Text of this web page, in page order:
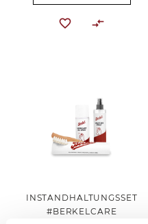
INSTANDHALTUNGSSET
#BERKELCARE